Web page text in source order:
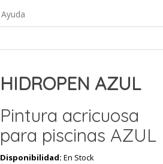
Ayuda
HIDROPEN AZUL
Pintura acricuosa
para piscinas AZUL
Disponibilidad: En Stock